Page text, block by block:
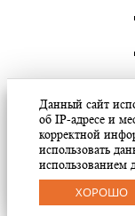
Данный сайт
об IP-адресе и
корректной
использовать
использованием
ХОРОШО